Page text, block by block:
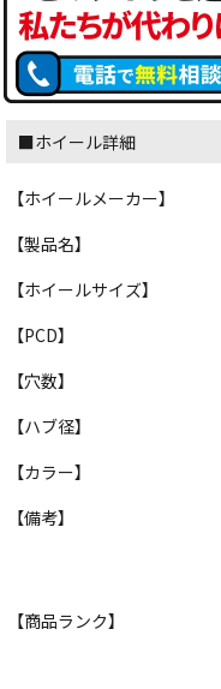
■ホイール詳細
【ホイールメーカー】
【製品名】
【ホイールサイズ】
【PCD】
【穴数】
【ハブ径】
【カラー】
【備考】
【商品ランク】